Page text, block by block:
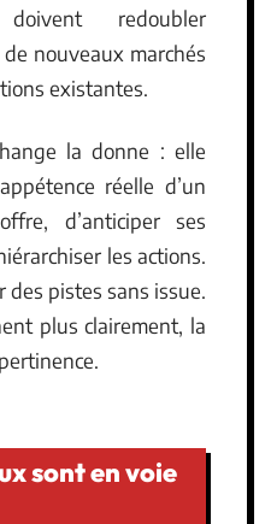
redoubler
nouveaux marchés
existantes.
la donne : elle
réelle d’un
d’anticiper ses
les actions.
pistes sans issue.
plus clairement, la
sont en voie